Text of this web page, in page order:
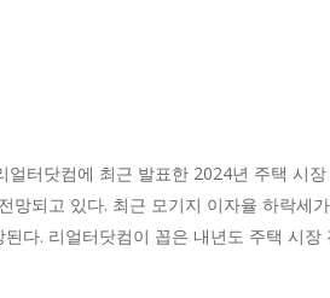
터닷컴에 최근 발표한 2024년 주택 시
되고 있다. 최근 모기지 이자율 하락세
다. 리얼터닷컴이 꼽은 내년도 주택 시장